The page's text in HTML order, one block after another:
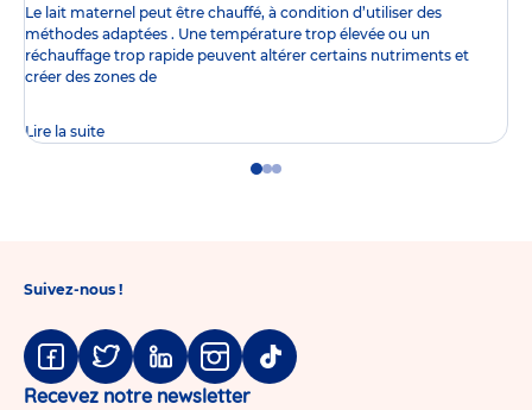
Le lait maternel peut être chauffé, à condition d’utiliser des
méthodes adaptées . Une température trop élevée ou un
réchauffage trop rapide peuvent altérer certains nutriments et
créer des zones de
Lire la suite
GoGoGo
Suivez-nous !
Facebook
TwitterLinkedinInstagram
Tiktok
Recevez notre newsletter